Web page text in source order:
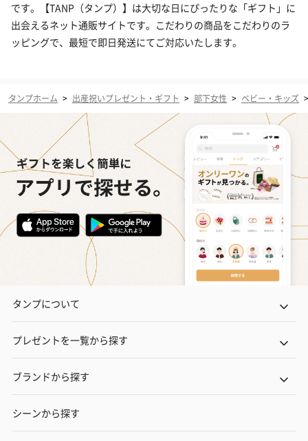
です。【TANP（タンプ）】は大切な日にぴったりな「ギフト」に
出会えるネット通販サイトです。こだわりの商品をこだわりのラ
ッピングで、最短で即日発送にてご対応いたします。
タンプホーム > 出産祝いプレゼント・ギフト > 部下女性 > ベビー・キッズ
タンプについて
プレゼントを一覧から探す
ブランドから探す
シーンから探す